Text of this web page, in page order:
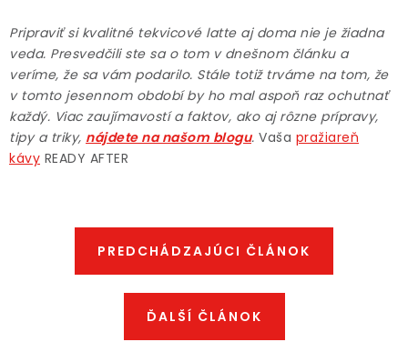
Pripraviť si kvalitné tekvicové latte aj doma nie je žiadna
veda. Presvedčili ste sa o tom v dnešnom článku a
veríme, že sa vám podarilo. Stále totiž trváme na tom, že
v tomto jesennom období by ho mal aspoň raz ochutnať
každý. Viac zaujímavostí a faktov, ako aj rôzne prípravy,
tipy a triky, nájdete na našom blogu. Vaša pražiareň
kávy READY AFTER
PREDCHÁDZAJÚCI ČLÁNOK
ĎALŠÍ ČLÁNOK